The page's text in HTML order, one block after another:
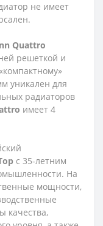
не имеет
Quattro
решеткой и
уникален для
радиаторов
имеет 4
с 35-летним
На
мощности,
качества,